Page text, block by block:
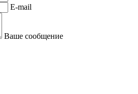
E-mail
Ваше сообщение